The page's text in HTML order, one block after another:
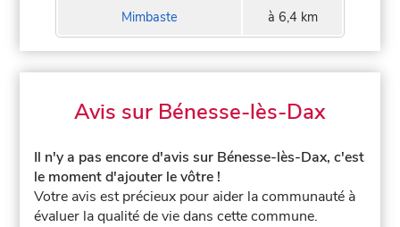
Mimbaste à 6,4 km
Avis sur Bénesse-lès-Dax
Il n'y a pas encore d'avis sur Bénesse-lès-Dax, c'est
le moment d'ajouter le vôtre !
Votre avis est précieux pour aider la communauté à
évaluer la qualité de vie dans cette commune.